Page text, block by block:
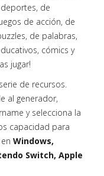
de
de acción, de
de palabras,
cómics y
jugar!
de recursos.
al generador,
y selecciona la
capacidad para
en Windows,
Switch, Apple